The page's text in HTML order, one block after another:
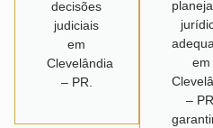
decisões
judiciais
em
Clevelândia
– PR.
em
– PR,